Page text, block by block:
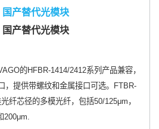
产替代光模块
产替代光模块
的HFBR-1414/2412系列产品兼容，
，提供带螺纹和金属接口可选。FTBR-
纤芯径的多模光纤，包括50/125μm，
200μm.